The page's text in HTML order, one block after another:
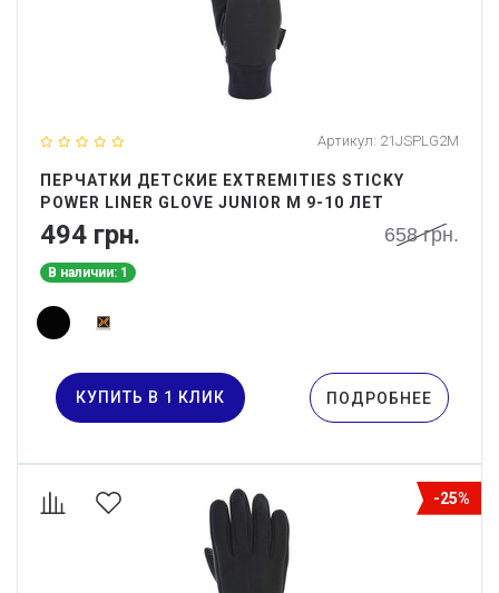
Артикул: 21JSPLG2M
ПЕРЧАТКИ ДЕТСКИЕ EXTREMITIES STICKY
POWER LINER GLOVE JUNIOR M 9-10 ЛЕТ
494 грн. 658 грн.
В наличии: 1
КУПИТЬ В 1 КЛИК ПОДРОБНЕЕ
-25%